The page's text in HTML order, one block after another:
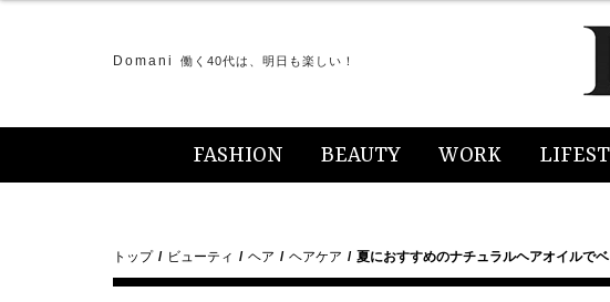
Domani 働く40代は、明日も楽しい！
FASHION BEAUTY WORK
トップ ビューティ ヘア ヘアケア 夏におすすめのナチュラルヘアオイルで